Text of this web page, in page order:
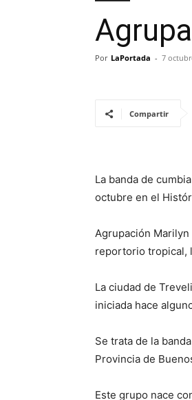
Por LaPortada - 7
Compartir
La banda de
octubre en el
Agrupación
reportorio tropical,
La ciudad de
iniciada hace
Se trata de la
Provincia de
Este grupo nace